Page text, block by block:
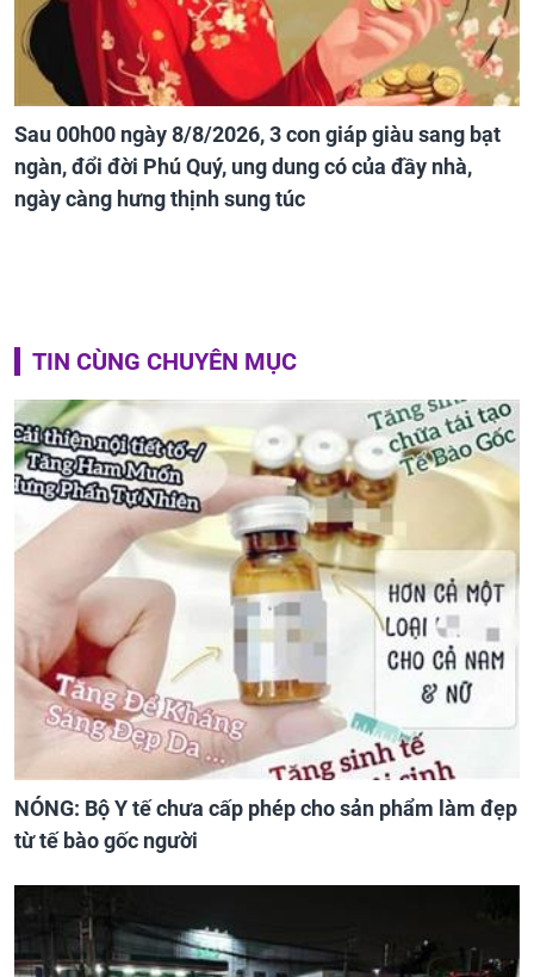
Sau 00h00 ngày 8/8/2026, 3 con giáp giàu sang bạt
ngàn, đổi đời Phú Quý, ung dung có của đầy nhà,
ngày càng hưng thịnh sung túc
TIN CÙNG CHUYÊN MỤC
NÓNG: Bộ Y tế chưa cấp phép cho sản phẩm làm đẹp
từ tế bào gốc người